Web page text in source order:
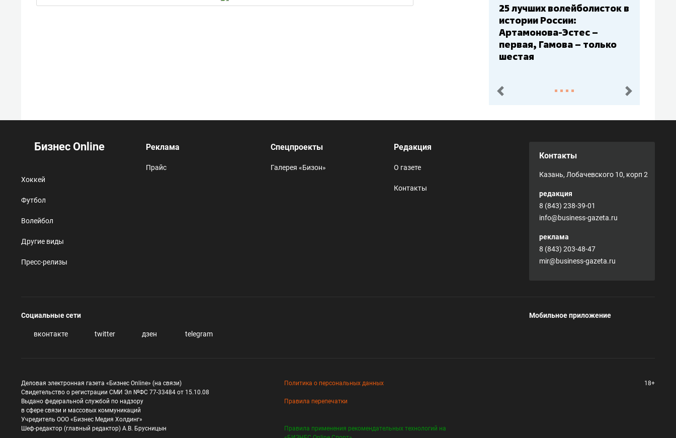
25 лучших волейболисток в
истории России:
Артамонова-Эстес –
первая, Гамова – только
шестая
пред. след.
Бизнес Online
Хоккей
Футбол
Волейбол
Другие виды
Пресс-релизы
Реклама
Прайс
Спецпроекты
Галерея «Бизон»
Редакция
О газете
Контакты
Контакты
Казань, Лобачевского 10, корп 2
редакция
8 (843) 238-39-01
info@business-gazeta.ru
реклама
8 (843) 203-48-47
mir@business-gazeta.ru
Социальные сети
вконтакте twitter дзен telegram
Мобильное приложение
Деловая электронная газета «Бизнес Online» (на связи)
Свидетельство о регистрации СМИ Эл №ФС 77-33484 от 15.10.08
Выдано федеральной службой по надзору
в сфере связи и массовых коммуникаций
Учредитель ООО «Бизнес Медия Холдинг»
Шеф-редактор (главный редактор) А.В. Брусницын
Политика о персональных данных
Правила перепечатки
Правила применения рекомендательных технологий на
18+